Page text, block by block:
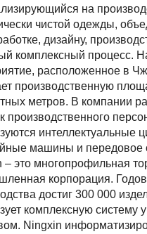
на
чистой одежды,
дизайну,
комплексный процесс.
расположенное в
производственную
метров. В компании
производственного
интеллектуальные
машины и передовое
– это многопрофильная
корпорация.
достиг 300 000
комплексную систему
Ningxin